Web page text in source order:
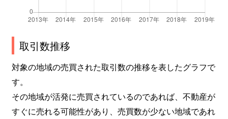
取引数推移
対象の地域の売買された取引数の推移を表したグラフで
す。
その地域が活発に売買されているのであれば、不動産が
すぐに売れる可能性があり、売買数が少ない地域であれ